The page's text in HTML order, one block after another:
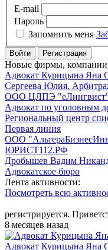
E-mail
Пароль
Запомнить меня
Войти Регистрация
Новые фирмы,
Адвокат Курицына Яна
Сергеева Юлия.
ООО ЦЛПЭ
Адвокат по уголовным
Региональный центр
Первая линия
ООО
ЮРИСТ112.РФ
Дробышев Вадим
Адвокатское бюро
Лента активности:
Посмотреть всю
регистрируется.
8 месяцев назад
Адвокат Курицына Яна